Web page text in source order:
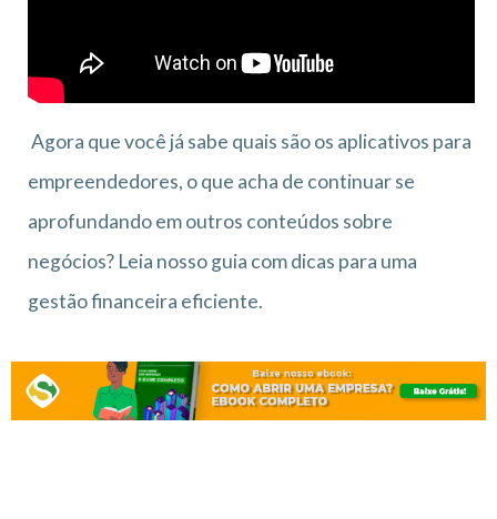
Agora que você já sabe quais são os aplicativos para
empreendedores, o que acha de continuar se
aprofundando em outros conteúdos sobre
negócios? Leia nosso guia com dicas para uma
gestão financeira eficiente.